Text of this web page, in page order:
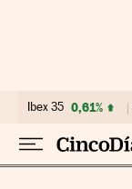
Ibex 35 0,61%